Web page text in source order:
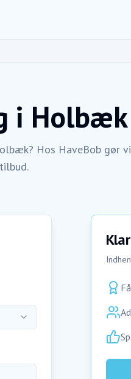
i Holbæk
Hos HaveBob gør